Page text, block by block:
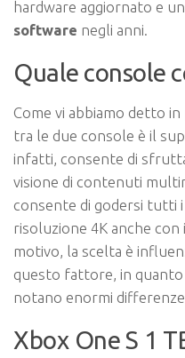
hardware aggiornato e un
software negli anni.
Quale console
Come vi abbiamo detto
tra le due console è il
infatti, consente di
visione di contenuti
consente di godersi tutti
risoluzione 4K anche
motivo, la scelta è
questo fattore, in
notano enormi
Xbox One S 1